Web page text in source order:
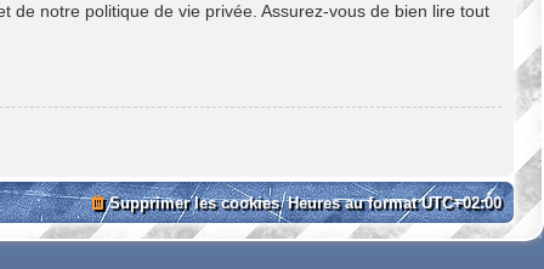
de notre politique de vie privée. Assurez-vous de bien lire tout
Heures au formatUTC+02:00
Supprimer les cookies